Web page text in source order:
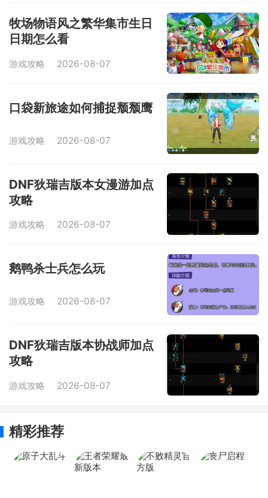
牧场物语风之繁华集市生日
日期怎么看
游戏攻略 2026-08-07
口袋新旅途如何捕捉颓颓鹰
游戏攻略 2026-08-07
DNF狄瑞吉版本女漫游加点
攻略
游戏攻略 2026-08-07
鹅鸭杀士兵怎么玩
游戏攻略 2026-08-07
DNF狄瑞吉版本协战师加点
攻略
游戏攻略 2026-08-07
精彩推荐